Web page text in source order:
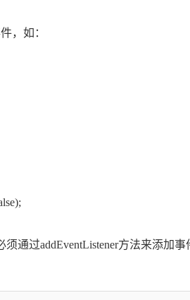
，如：
通过addEventListener方法来添加事